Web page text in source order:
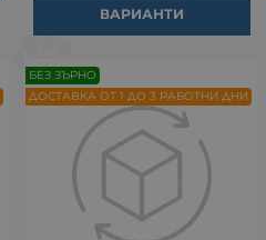
ВАРИАНТИ
БЕЗ ЗЪРНО
ДОСТАВКА ОТ 1 ДО 3 РАБОТНИ ДНИ